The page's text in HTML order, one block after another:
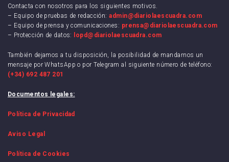
Contacta con nosotros para los siguientes motivos.
– Equipo de pruebas de redacción:admin@diariolaescuadra.com
– Equipo de prensa y comunicaciones: prensa@diariolaescuadra.com
– Protección de datos:
lopd@diariolaescuadra.com
También dejamos a tu disposición, la posibilidad de mandarnos un
mensaje por WhatsApp o por Telegram al siguiente número de teléfono:
(+34) 692 487 201
Documentos legales:
Política de Privacidad
Aviso Legal
Política de Cookies